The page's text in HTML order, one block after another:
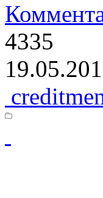
4335